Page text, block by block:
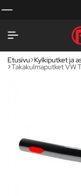
Etusivu Kylkiputket ja
Takakulmaputket VW